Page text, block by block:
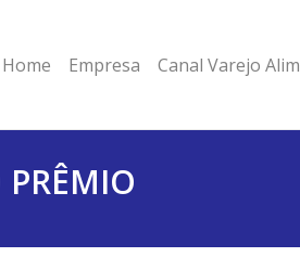
Home Empresa Canal Varejo